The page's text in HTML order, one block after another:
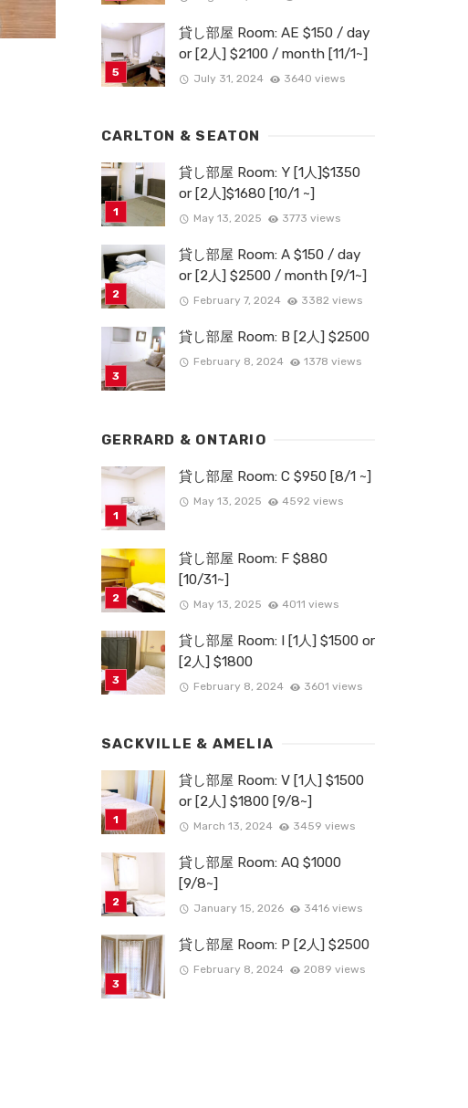
貸し部屋 Room: AE $150 / day
or [2人] $2100 / month [11/1~]
July 31, 2024 3640 views
CARLTON & SEATON
貸し部屋 Room: Y [1人]$1350
or [2人]$1680 [10/1 ~]
May 13, 2025 3773 views
貸し部屋 Room: A $150 / day
or [2人] $2500 / month [9/1~]
February 7, 2024 3382 views
貸し部屋 Room: B [2人] $2500
February 8, 2024 1378 views
GERRARD & ONTARIO
貸し部屋 Room: C $950 [8/1 ~]
May 13, 2025 4592 views
貸し部屋 Room: F $880
[10/31~]
May 13, 2025 4011 views
貸し部屋 Room: I [1人] $1500 or
[2人] $1800
February 8, 2024 3601 views
SACKVILLE & AMELIA
貸し部屋 Room: V [1人] $1500
or [2人] $1800 [9/8~]
March 13, 2024 3459 views
貸し部屋 Room: AQ $1000
[9/8~]
January 15, 2026 3416 views
貸し部屋 Room: P [2人] $2500
February 8, 2024 2089 views